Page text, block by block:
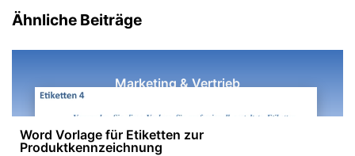
Ähnliche Beiträge
Marketing & Vertrieb
Word Vorlage für Etiketten zur
Produktkennzeichnung